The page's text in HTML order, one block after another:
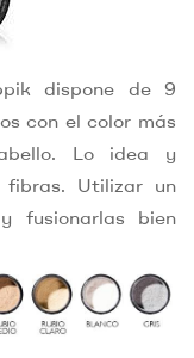
dispone de 9
con el color más
Lo idea y
fibras. Utilizar un
fusionarlas bien